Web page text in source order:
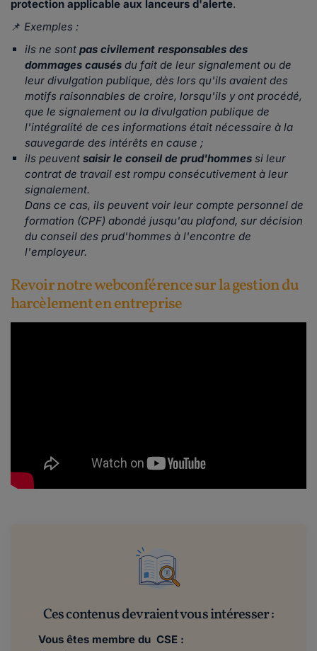
protection applicable aux lanceurs d'alerte.
📌 Exemples :
ils ne sont pas civilement responsables des
dommages causés du fait de leur signalement ou de
leur divulgation publique, dès lors qu'ils avaient des
motifs raisonnables de croire, lorsqu'ils y ont procédé,
que le signalement ou la divulgation publique de
l'intégralité de ces informations était nécessaire à la
sauvegarde des intérêts en cause ;
ils peuvent saisir le conseil de prud'hommes si leur
contrat de travail est rompu consécutivement à leur
signalement.
Dans ce cas, ils peuvent voir leur compte personnel de
formation (CPF) abondé jusqu'au plafond, sur décision
du conseil des prud'hommes à l'encontre de
l'employeur.
Revoir notre webconférence sur la gestion du
harcèlement en entreprise
Ces contenus devraient vous intéresser :
Vous êtes membre du CSE :